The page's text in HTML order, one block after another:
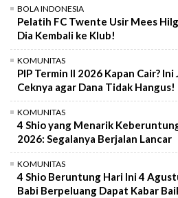
BOLA INDONESIA
Pelatih FC Twente Usir Mees
Dia Kembali ke Klub!
KOMUNITAS
PIP Termin II 2026 Kapan Cair?
Ceknya agar Dana Tidak Hangus!
KOMUNITAS
4 Shio yang Menarik
2026: Segalanya Berjalan Lancar
KOMUNITAS
4 Shio Beruntung Hari Ini 4
Babi Berpeluang Dapat Kabar